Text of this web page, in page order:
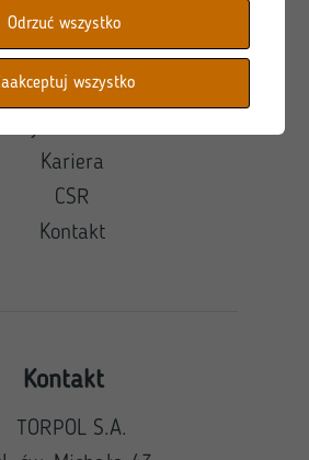
Oferta
Realizacje
Aktualności
Kariera
CSR
Kontakt
Kontakt
TORPOL S.A.
Odrzuć wszystko
wszystko